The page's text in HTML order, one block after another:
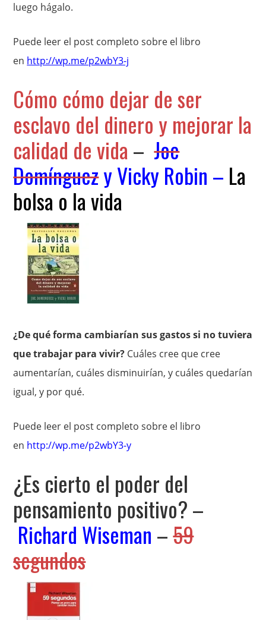
luego hágalo.
Puede leer el post completo sobre el libro
en http://wp.me/p2wbY3-j
Cómo cómo dejar de ser
esclavo del dinero y mejorar la
calidad de vida – Joe
DomínguezyVicky Robin – La
bolsa o la vida
¿De qué forma cambiarían sus gastos si no tuviera
que trabajar para vivir? Cuáles cree que cree
aumentarían, cuáles disminuirían, y cuáles quedarían
igual, y por qué.
Puede leer el post completo sobre el libro
en http://wp.me/p2wbY3-y
¿Es cierto el poder del
pensamiento positivo? –
Richard Wiseman –59
segundos